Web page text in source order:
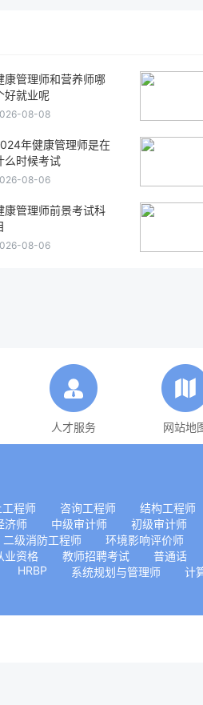
康管理师和营养师哪
好就业呢
08-08
年健康管理师是在
么时候考试
08-06
康管理师前景考试科
08-06
人才服务 网站地
程师 咨询工程师 结构工程师
济师 中级审计师 初级审计师
二级消防工程师 环境影响评价师
业资格 教师招聘考试 普通话
HRBP 系统规划与管理师 计